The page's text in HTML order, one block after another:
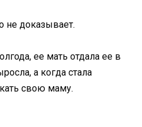
не доказывает.
ее мать отдала ее в
а когда стала
свою маму.